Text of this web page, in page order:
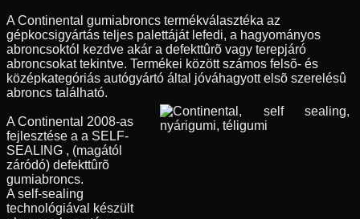
A Continental gumiabroncs termékválasztéka az
gépkocsigyártás teljes palettáját lefedi, a hagyományos
abroncsoktól kezdve akár a defekttûrõ vagy terepjáró
abroncsokat tekintve. Termékei között számos felsõ- és
középkategóriás autógyártó által jóváhagyott elsõ szerelésû
abroncs található.
A Continental 2008-as
fejlesztése a a SELF-
SEALING , (magától
záródó) defekttûrõ
gumiabroncs.
A self-sealing
technológiával készült